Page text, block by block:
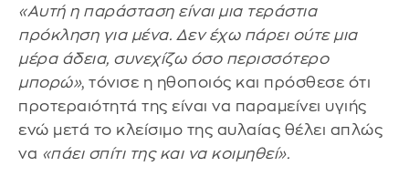
«Αυτή η παράσταση είναι μια τεράστια
πρόκληση για μένα. Δεν έχω πάρει ούτε μια
μέρα άδεια, συνεχίζω όσο περισσότερο
μπορώ», τόνισε η ηθοποιός και πρόσθεσε ότι
προτεραιότητά της είναι να παραμείνει υγιής
ενώ μετά το κλείσιμο της αυλαίας θέλει απλώς
να «πάει σπίτι της και να κοιμηθεί».